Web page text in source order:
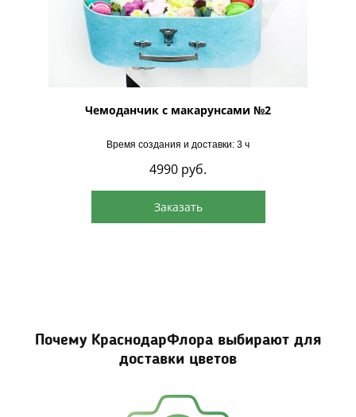
Чемоданчик с макарунсами №2
Время создания и доставки: 3 ч
4990 руб.
Заказать
Почему КраснодарФлора выбирают для
доставки цветов